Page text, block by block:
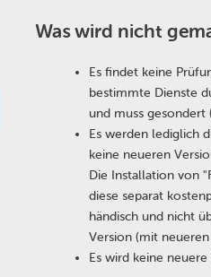
Was wird nicht
Es findet keine
bestimmte Dienste
und muss
Es werden lediglich
keine neueren
Die Installation von
diese separat
händisch und nicht
Version (mit
Es wird keine